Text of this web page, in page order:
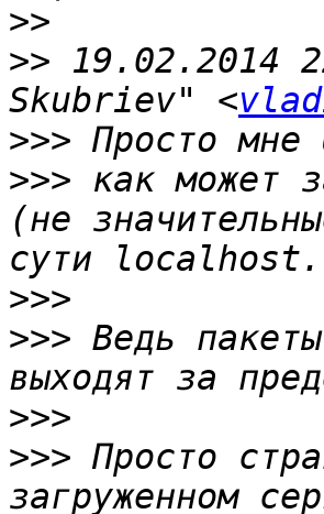
>>
>> 19.02.2014
Skubriev" <
>>>
>>> как может
(не
>>>
>>> Ведь
>>>
>>> Просто